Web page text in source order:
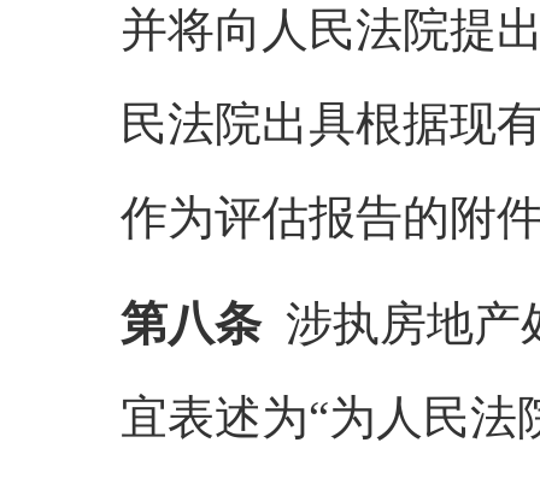
并将向人民法院提
民法院出具根据现
作为评估报告的附
第八条 涉执房地产
宜表述为“为人民法